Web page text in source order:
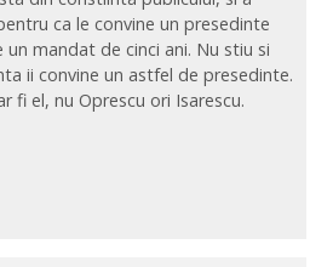
ca le convine un presedinte
un mandat de cinci ani. Nu stiu si
ii convine un astfel de presedinte.
fi el, nu Oprescu ori Isarescu.